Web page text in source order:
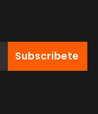
Subscribete